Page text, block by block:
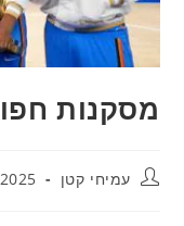
מסקנות חפוזות 89 /
מחבר:עמיחי קטן